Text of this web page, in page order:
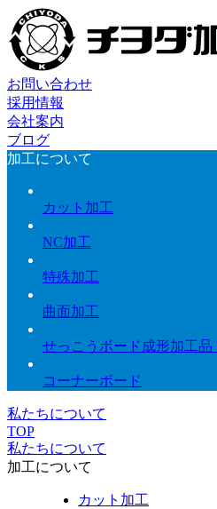
お問い合わせ
採用情報
会社案内
ブログ
加工について
カット加工
NC加工
特殊加工
曲面加工
せっこうボード成形加工
コーナーボード
私たちについて
TOP
私たちについて
加工について
カット加工